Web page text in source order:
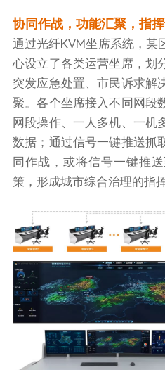
协同作战，功能汇聚，指
通过光纤KVM坐席系统，某
心设立了各类运营坐席，划
突发应急处置、市民诉求解
聚。各个坐席接入不同网段
网段操作、一人多机、一机
数据；通过信号一键推送抓
同作战，或将信号一键推
策，形成城市综合治理的指